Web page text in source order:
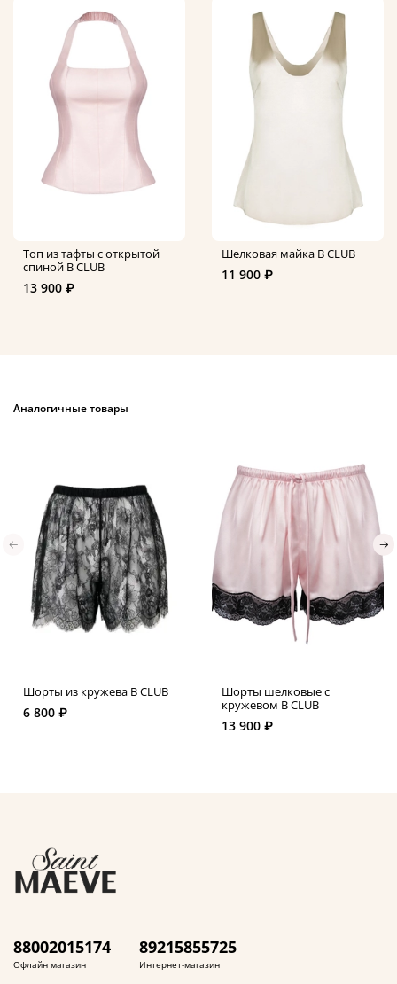
Топ из тафты с открытой
спиной B CLUB
13 900 ₽
Шелковая майка B CLUB
11 900 ₽
Аналогичные товары
Шорты из кружева B CLUB
6 800 ₽
Шорты шелковые с
кружевом B CLUB
13 900 ₽
88002015174
Офлайн магазин
89215855725
Интернет-магазин